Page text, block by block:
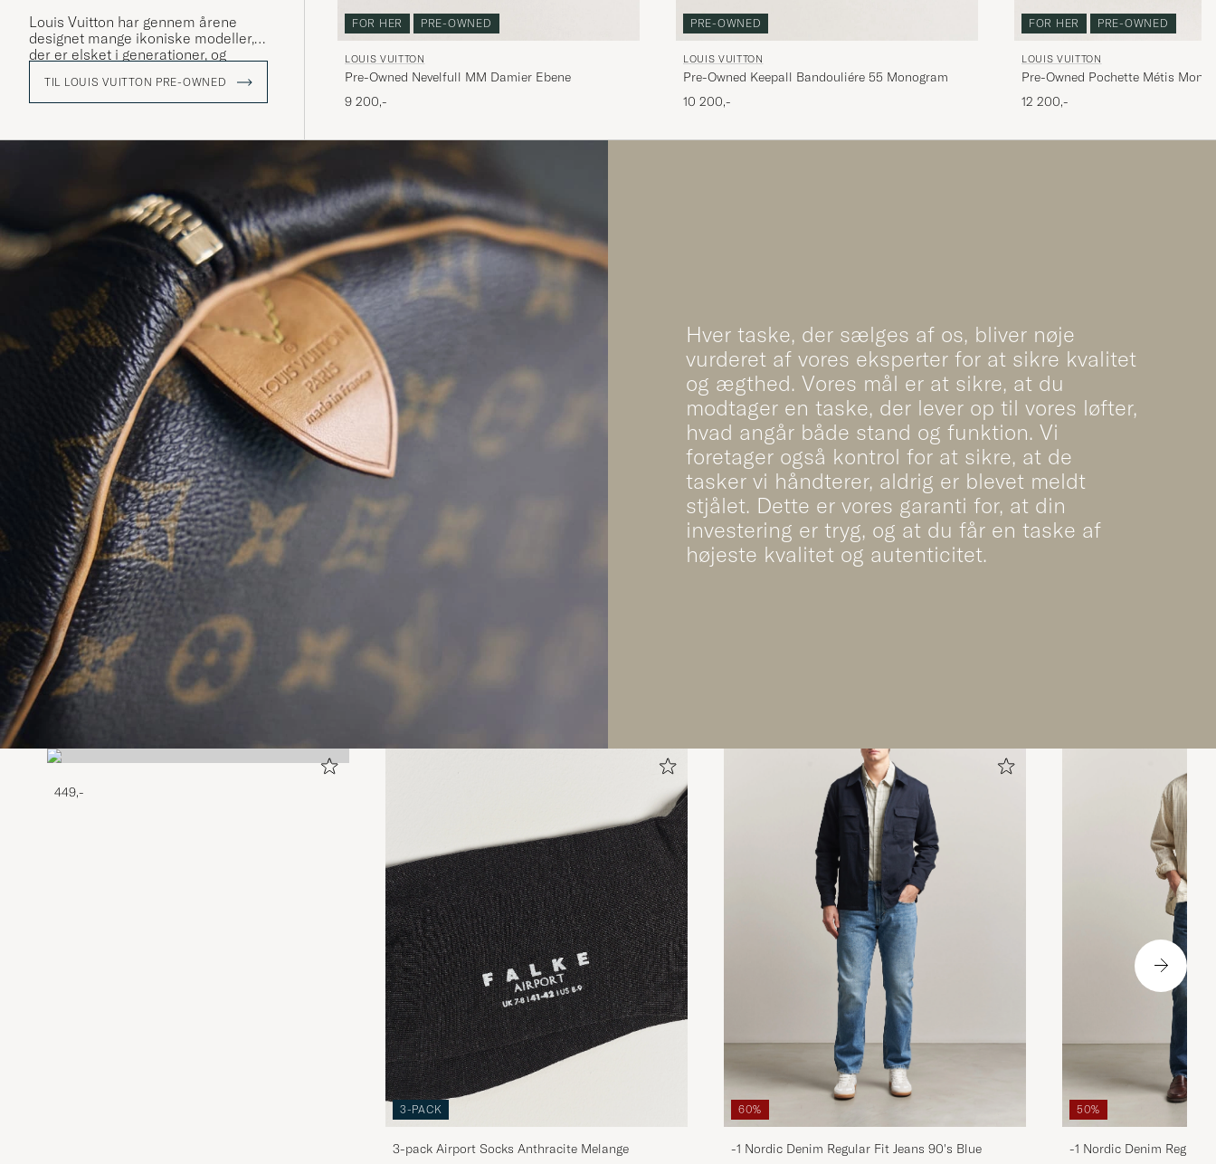
Louis Vuitton har gennem årene
designet mange ikoniske modeller,
der er elsket i generationer, og
dem. Denne er skabt i en masse
forskellige designs, og frem for alt i
fleste nok genkender.
TIL LOUIS VUITTON PRE-OWNED
FOR HER PRE-OWNED
LOUIS VUITTON
Pre-Owned Nevelfull MM Damier Ebene
9 200,-
PRE-OWNED
LOUIS VUITTON
Pre-Owned Keepall Bandouliére 55 Monogram
10 200,-
FOR HER PRE-OWNED
LOUIS VUITTON
Pre-Owned Pochette Métis
12 200,-
Hver taske, der sælges af os, bliver nøje
vurderet af vores eksperter for at sikre kvalitet
og ægthed. Vores mål er at sikre, at du
modtager en taske, der lever op til vores løfter,
hvad angår både stand og funktion. Vi
foretager også kontrol for at sikre, at de
tasker vi håndterer, aldrig er blevet meldt
stjålet. Dette er vores garanti for, at din
investering er tryg, og at du får en taske af
højeste kvalitet og autenticitet.
449,-
3-PACK
3-pack Airport Socks Anthracite Melange
60%
-1 Nordic Denim Regular Fit Jeans 90's Blue
50%
-1 Nordic Denim Regular